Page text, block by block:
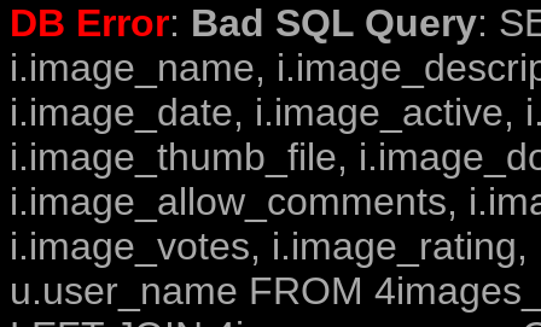
DB Error: Bad SQL Query:
i.image_name,
i.image_date, i.image_active,
i.image_thumb_file,
i.image_allow_comments,
i.image_votes,
u.user_name FROM